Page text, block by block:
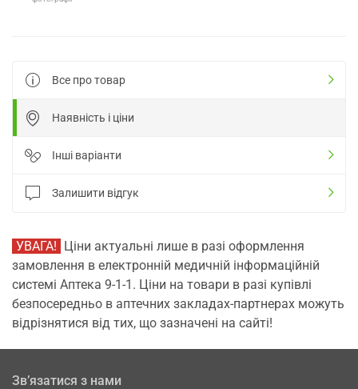
Все про товар
Наявність і ціни
Інші варіанти
Залишити відгук
УВАГА! Ціни актуальні лише в разі оформлення
замовлення в електронній медичній інформаційній
системі Аптека 9-1-1. Ціни на товари в разі купівлі
безпосередньо в аптечних закладах-партнерах можуть
відрізнятися від тих, що зазначені на сайті!
Зв’язатися з нами